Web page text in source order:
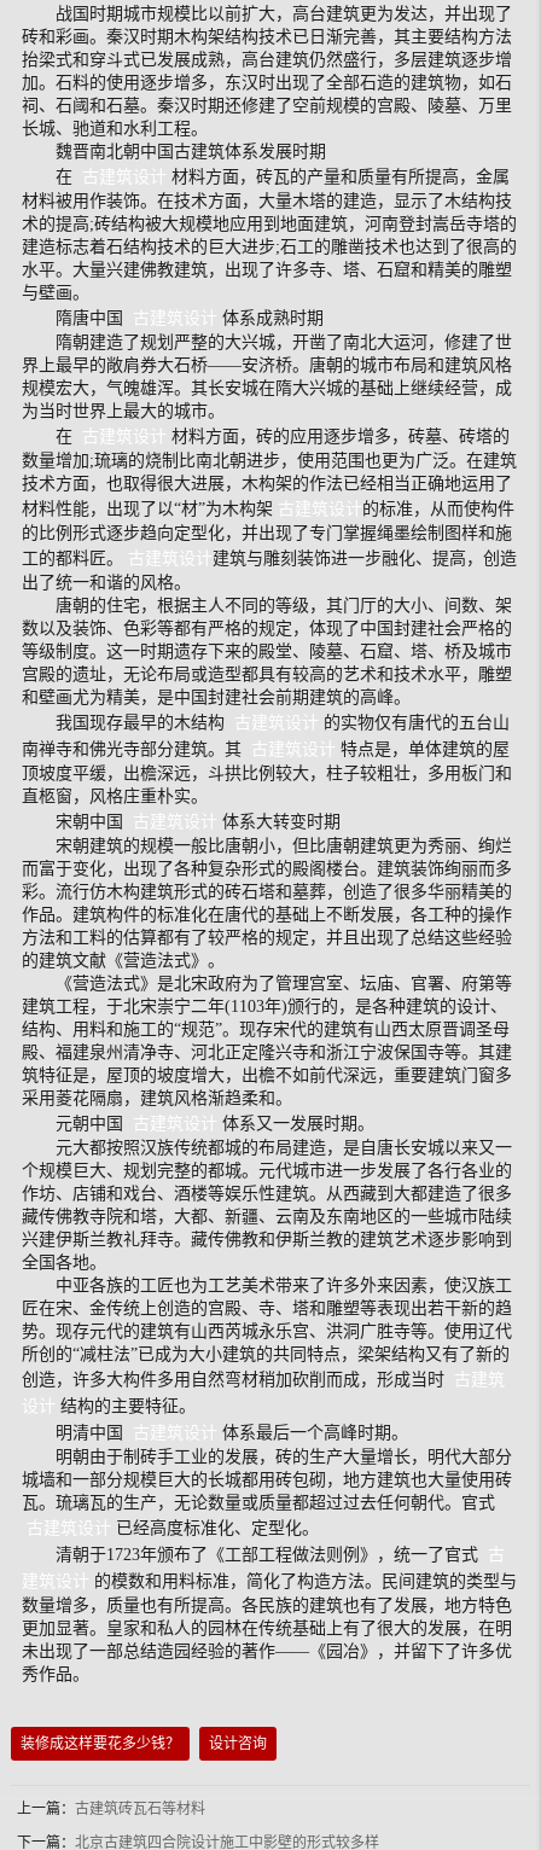
战国时期城市规模比以前扩大，高台建筑更为发达，并出现了
砖和彩画。秦汉时期木构架结构技术已日渐完善，其主要结构方法
抬梁式和穿斗式已发展成熟，高台建筑仍然盛行，多层建筑逐步增
加。石料的使用逐步增多，东汉时出现了全部石造的建筑物，如石
祠、石阈和石墓。秦汉时期还修建了空前规模的宫殿、陵墓、万里
长城、驰道和水利工程。
魏晋南北朝中国古建筑体系发展时期
在 古建筑设计 材料方面，砖瓦的产量和质量有所提高，金属
材料被用作装饰。在技术方面，大量木塔的建造，显示了木结构技
术的提高;砖结构被大规模地应用到地面建筑，河南登封嵩岳寺塔的
建造标志着石结构技术的巨大进步;石工的雕凿技术也达到了很高的
水平。大量兴建佛教建筑，出现了许多寺、塔、石窟和精美的雕塑
与壁画。
隋唐中国 古建筑设计 体系成熟时期
隋朝建造了规划严整的大兴城，开凿了南北大运河，修建了世
界上最早的敞肩券大石桥——安济桥。唐朝的城市布局和建筑风格
规模宏大，气魄雄浑。其长安城在隋大兴城的基础上继续经营，成
为当时世界上最大的城市。
在 古建筑设计 材料方面，砖的应用逐步增多，砖墓、砖塔的
数量增加;琉璃的烧制比南北朝进步，使用范围也更为广泛。在建筑
技术方面，也取得很大进展，木构架的作法已经相当正确地运用了
材料性能，出现了以“材”为木构架 古建筑设计的标准，从而使构件
的比例形式逐步趋向定型化，并出现了专门掌握绳墨绘制图样和施
工的都料匠。 古建筑设计建筑与雕刻装饰进一步融化、提高，创造
出了统一和谐的风格。
唐朝的住宅，根据主人不同的等级，其门厅的大小、间数、架
数以及装饰、色彩等都有严格的规定，体现了中国封建社会严格的
等级制度。这一时期遗存下来的殿堂、陵墓、石窟、塔、桥及城市
宫殿的遗址，无论布局或造型都具有较高的艺术和技术水平，雕塑
和壁画尤为精美，是中国封建社会前期建筑的高峰。
我国现存最早的木结构 古建筑设计 的实物仅有唐代的五台山
南禅寺和佛光寺部分建筑。其 古建筑设计 特点是，单体建筑的屋
顶坡度平缓，出檐深远，斗拱比例较大，柱子较粗壮，多用板门和
直柩窗，风格庄重朴实。
宋朝中国 古建筑设计 体系大转变时期
宋朝建筑的规模一般比唐朝小，但比唐朝建筑更为秀丽、绚烂
而富于变化，出现了各种复杂形式的殿阁楼台。建筑装饰绚丽而多
彩。流行仿木构建筑形式的砖石塔和墓葬，创造了很多华丽精美的
作品。建筑构件的标准化在唐代的基础上不断发展，各工种的操作
方法和工料的估算都有了较严格的规定，并且出现了总结这些经验
的建筑文献《营造法式》。
《营造法式》是北宋政府为了管理宫室、坛庙、官署、府第等
建筑工程，于北宋崇宁二年(1103年)颁行的，是各种建筑的设计、
结构、用料和施工的“规范”。现存宋代的建筑有山西太原晋调圣母
殿、福建泉州清净寺、河北正定隆兴寺和浙江宁波保国寺等。其建
筑特征是，屋顶的坡度增大，出檐不如前代深远，重要建筑门窗多
采用菱花隔扇，建筑风格渐趋柔和。
元朝中国 古建筑设计 体系又一发展时期。
元大都按照汉族传统都城的布局建造，是自唐长安城以来又一
个规模巨大、规划完整的都城。元代城市进一步发展了各行各业的
作坊、店铺和戏台、酒楼等娱乐性建筑。从西藏到大都建造了很多
藏传佛教寺院和塔，大都、新疆、云南及东南地区的一些城市陆续
兴建伊斯兰教礼拜寺。藏传佛教和伊斯兰教的建筑艺术逐步影响到
全国各地。
中亚各族的工匠也为工艺美术带来了许多外来因素，使汉族工
匠在宋、金传统上创造的宫殿、寺、塔和雕塑等表现出若干新的趋
势。现存元代的建筑有山西芮城永乐宫、洪洞广胜寺等。使用辽代
所创的“减柱法”已成为大小建筑的共同特点，梁架结构又有了新的
创造，许多大构件多用自然弯材稍加砍削而成，形成当时 古建筑
设计 结构的主要特征。
明清中国 古建筑设计 体系最后一个高峰时期。
明朝由于制砖手工业的发展，砖的生产大量增长，明代大部分
城墙和一部分规模巨大的长城都用砖包砌，地方建筑也大量使用砖
瓦。琉璃瓦的生产，无论数量或质量都超过过去任何朝代。官式
古建筑设计 已经高度标准化、定型化。
清朝于1723年颁布了《工部工程做法则例》，统一了官式 古
建筑设计 的模数和用料标准，简化了构造方法。民间建筑的类型与
数量增多，质量也有所提高。各民族的建筑也有了发展，地方特色
更加显著。皇家和私人的园林在传统基础上有了很大的发展，在明
未出现了一部总结造园经验的著作——《园冶》，并留下了许多优
秀作品。
装修成这样要花多少钱？ 设计咨询
上一篇：古建筑砖瓦石等材料
下一篇：北京古建筑四合院设计施工中影壁的形式较多样